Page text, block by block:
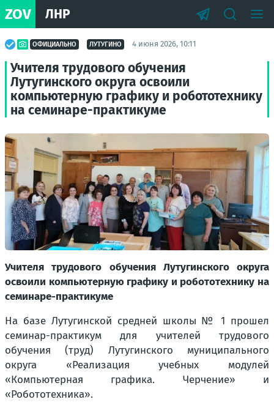
ZOV ЛНР
ОФИЦИАЛЬНО ЛУТУГИНО 4 июня 2026, 10:11
Учителя трудового обучения
Лутугинского округа освоили
компьютерную графику и робототехнику
на семинаре-практикуме
Учителя трудового обучения Лутугинского округа
освоили компьютерную графику и робототехнику на
семинаре-практикуме
На базе Лутугинской средней школы № 1 прошел
семинар-практикум для учителей трудового
обучения (труд) Лутугинского муниципального
округа «Реализация учебных модулей
«Компьютерная графика. Черчение» и
«Робототехника».